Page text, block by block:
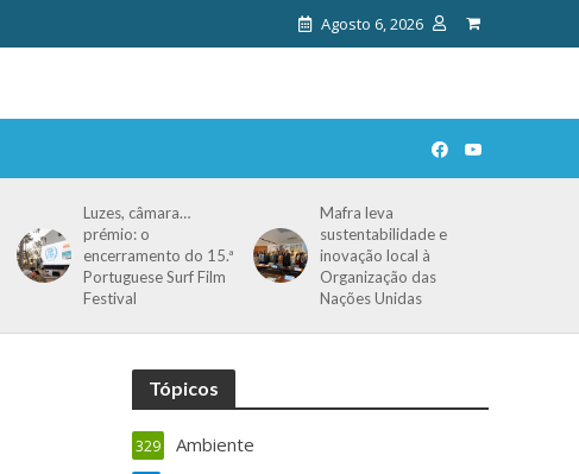
Agosto 6, 2026
Luzes, câmara…
prémio: o
encerramento do 15.ª
Portuguese Surf Film
Festival
Mafra leva
sustentabilidade e
inovação local à
Organização das
Nações Unidas
Tópicos
Ambiente
329